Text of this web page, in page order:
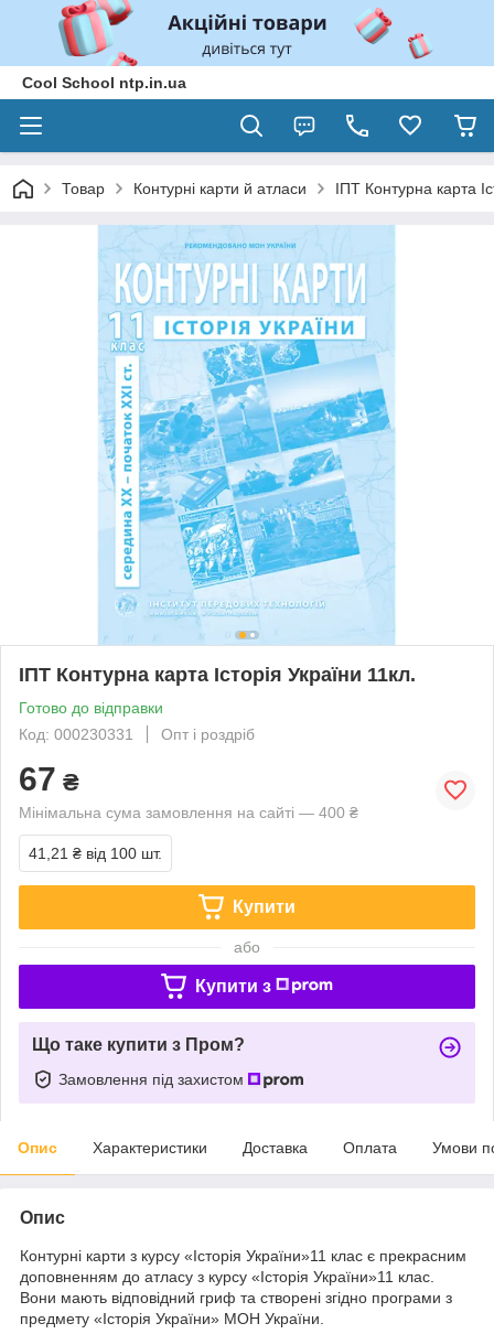
Cool School ntp.in.ua
Товар Контурні карти й атласи ІПТ Контурна карта
ІПТ Контурна карта Історiя України 11кл.
Готово до відправки
Код: 000230331
Опт і роздріб
67 ₴
Мінімальна сума замовлення на сайті — 400 ₴
41,21 ₴ від 100 шт.
Купити
або
Купити з
Що таке купити з Пром?
Замовлення під захистом
Опис Характеристики Доставка Оплата Умови
Опис
Контурні карти з курсу «Історія України»11 клас є прекрасним
доповненням до атласу з курсу «Історія України»11 клас.
Вони мають відповідний гриф та створені згідно програми з
предмету «Історія України» МОН України.